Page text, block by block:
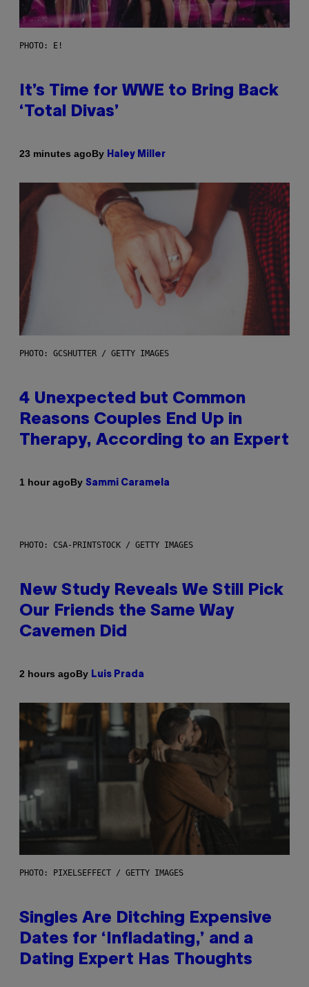
PHOTO: E!
It’s Time for WWE to Bring Back
‘Total Divas’
23 minutes agoBy Haley Miller
PHOTO: GCSHUTTER / GETTY IMAGES
4 Unexpected but Common
Reasons Couples End Up in
Therapy, According to an Expert
1 hour agoBy Sammi Caramela
PHOTO: CSA-PRINTSTOCK / GETTY IMAGES
New Study Reveals We Still Pick
Our Friends the Same Way
Cavemen Did
2 hours agoBy Luis Prada
PHOTO: PIXELSEFFECT / GETTY IMAGES
Singles Are Ditching Expensive
Dates for ‘Infladating,’ and a
Dating Expert Has Thoughts